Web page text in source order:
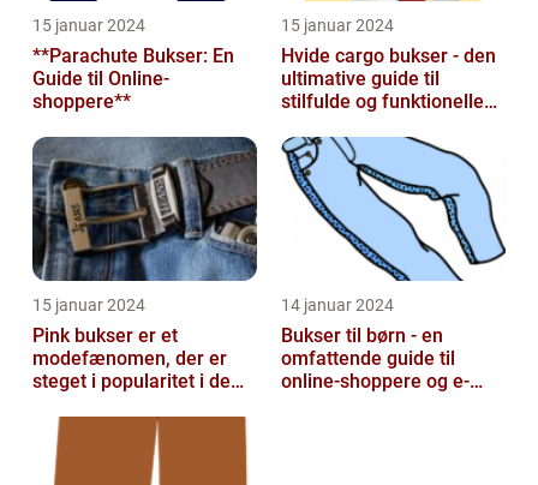
15 januar 2024
**Parachute Bukser: En
Guide til Online-
shoppere**
15 januar 2024
Hvide cargo bukser - den
ultimative guide til
stilfulde og funktionelle
15 januar 2024
Pink bukser er et
modefænomen, der er
steget i popularitet i de
14 januar 2024
Bukser til børn - en
omfattende guide til
online-shoppere og e-